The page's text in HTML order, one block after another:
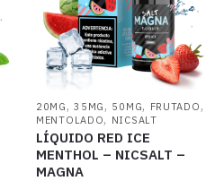
20MG ,35MG , 50MG, FRUTADO ,
MENTOLADO, NICSALT
LÍQUIDO RED ICE
MENTHOL – NICSALT –
MAGNA